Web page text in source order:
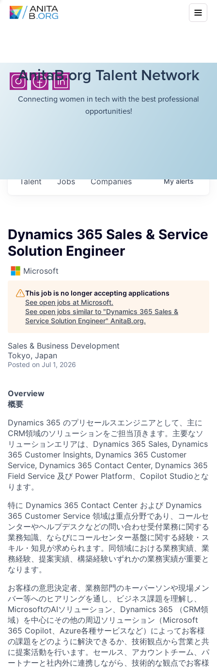
AnitaB.org Talent Network
Connecting women in tech with the best professional
opportunities!
Jobs Companies
Talent Myalerts
Dynamics 365 Sales & Service
Solution Engineer
Microsoft
This job is no longer accepting applications
See open jobs at Microsoft.
See open jobs similar to "Dynamics 365 Sales &
Service Solution Engineer" AnitaB.org.
Sales & Business Development
Tokyo, Japan
Posted on Jul 1, 2026
Overview
概要
Dynamics 365 のプリセールスエンジニアとして、主に
CRM領域のソリューションをご担当頂きます。主要なソ
リューションエリアは、Dynamics 365 Sales, Dynamics
365 Customer Insights, Dynamics 365 Customer
Service, Dynamics 365 Contact Center, Dynamics 365
Field Service 及び Power Platform、Copilot Studioとな
ります。
特に Dynamics 365 Contact Center および Dynamics
365 Customer Service 領域は重点分野であり、コールセ
ンターやヘルプデスクなどの問い合わせ受付業務に関する
業務知識、ならびにコールセンター基盤に関する経験・ス
キル・知見が求められます。同領域における業務実績、業
務経験、提案実績、構築経験いずれかの業務実績が重要と
なります。
お客様の意思決定者、業務部門のキーパーソンや現場メン
バー等へのヒアリングを通し、ビジネス課題を理解し、
MicrosoftのAIソリューション、Dynamics 365 （CRM領
域）を中心にその他の周辺ソリューション（Microsoft
365 Copilot、Azure各種サービスなど）によってお客様
の課題をどのように解決できるか、技術観点から営業と共
に提案活動を行います。セールス、アカウントチーム、パ
ートナーと社内外に連携しながら、技術的な観点でお客様